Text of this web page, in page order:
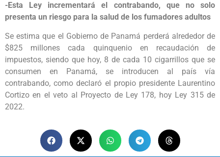
-Esta Ley incrementará el contrabando, que no solo
presenta un riesgo para la salud de los fumadores adultos
Se estima que el Gobierno de Panamá perderá alrededor de
$825 millones cada quinquenio en recaudación de
impuestos, siendo que hoy, 8 de cada 10 cigarrillos que se
consumen en Panamá, se introducen al país vía
contrabando, como declaró el propio presidente Laurentino
Cortizo en el veto al Proyecto de Ley 178, hoy Ley 315 de
2022.